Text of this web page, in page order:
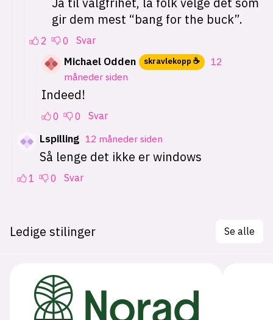
Ledige stilinger Se alle